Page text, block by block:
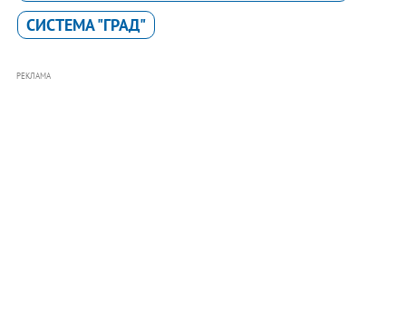
СИСТЕМА "ГРАД"
РЕКЛАМА